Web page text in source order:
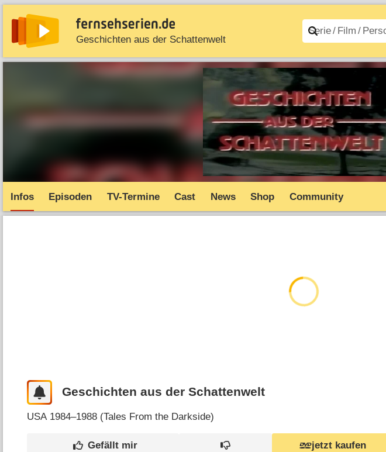
Geschichten aus der Schattenwelt
News Entdecken Streaming TV-Starts Filme A–Z
Infos Episoden TV-Termine Cast News Shop Community
Geschichten aus der Schattenwelt
USA 1984–1988 (Tales From the Darkside)
jetzt kaufen